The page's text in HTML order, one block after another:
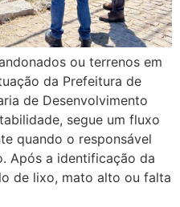
ou terrenos em
da Prefeitura de
de Desenvolvimento
segue um fluxo
quando o responsável
Após a identificação da
de lixo, mato alto ou falta